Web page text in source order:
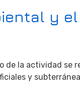
y
de la actividad se
y